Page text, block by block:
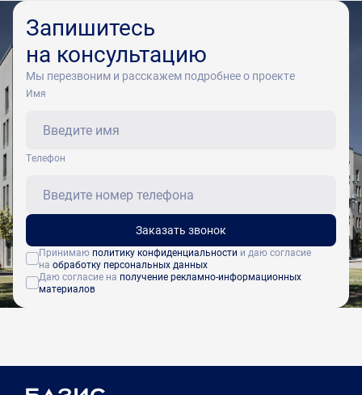
Запишитесь
на консультацию
Мы перезвоним и расскажем подробнее о проекте
Имя
Tелефон
Заказать звонок
Принимаю политику конфиденциальности и даю согласие
на обработку персональных данных
Даю согласие на получение рекламно-информационных
материалов